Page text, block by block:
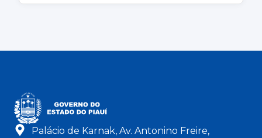
Palácio de Karnak, Av. Antonino Freire,